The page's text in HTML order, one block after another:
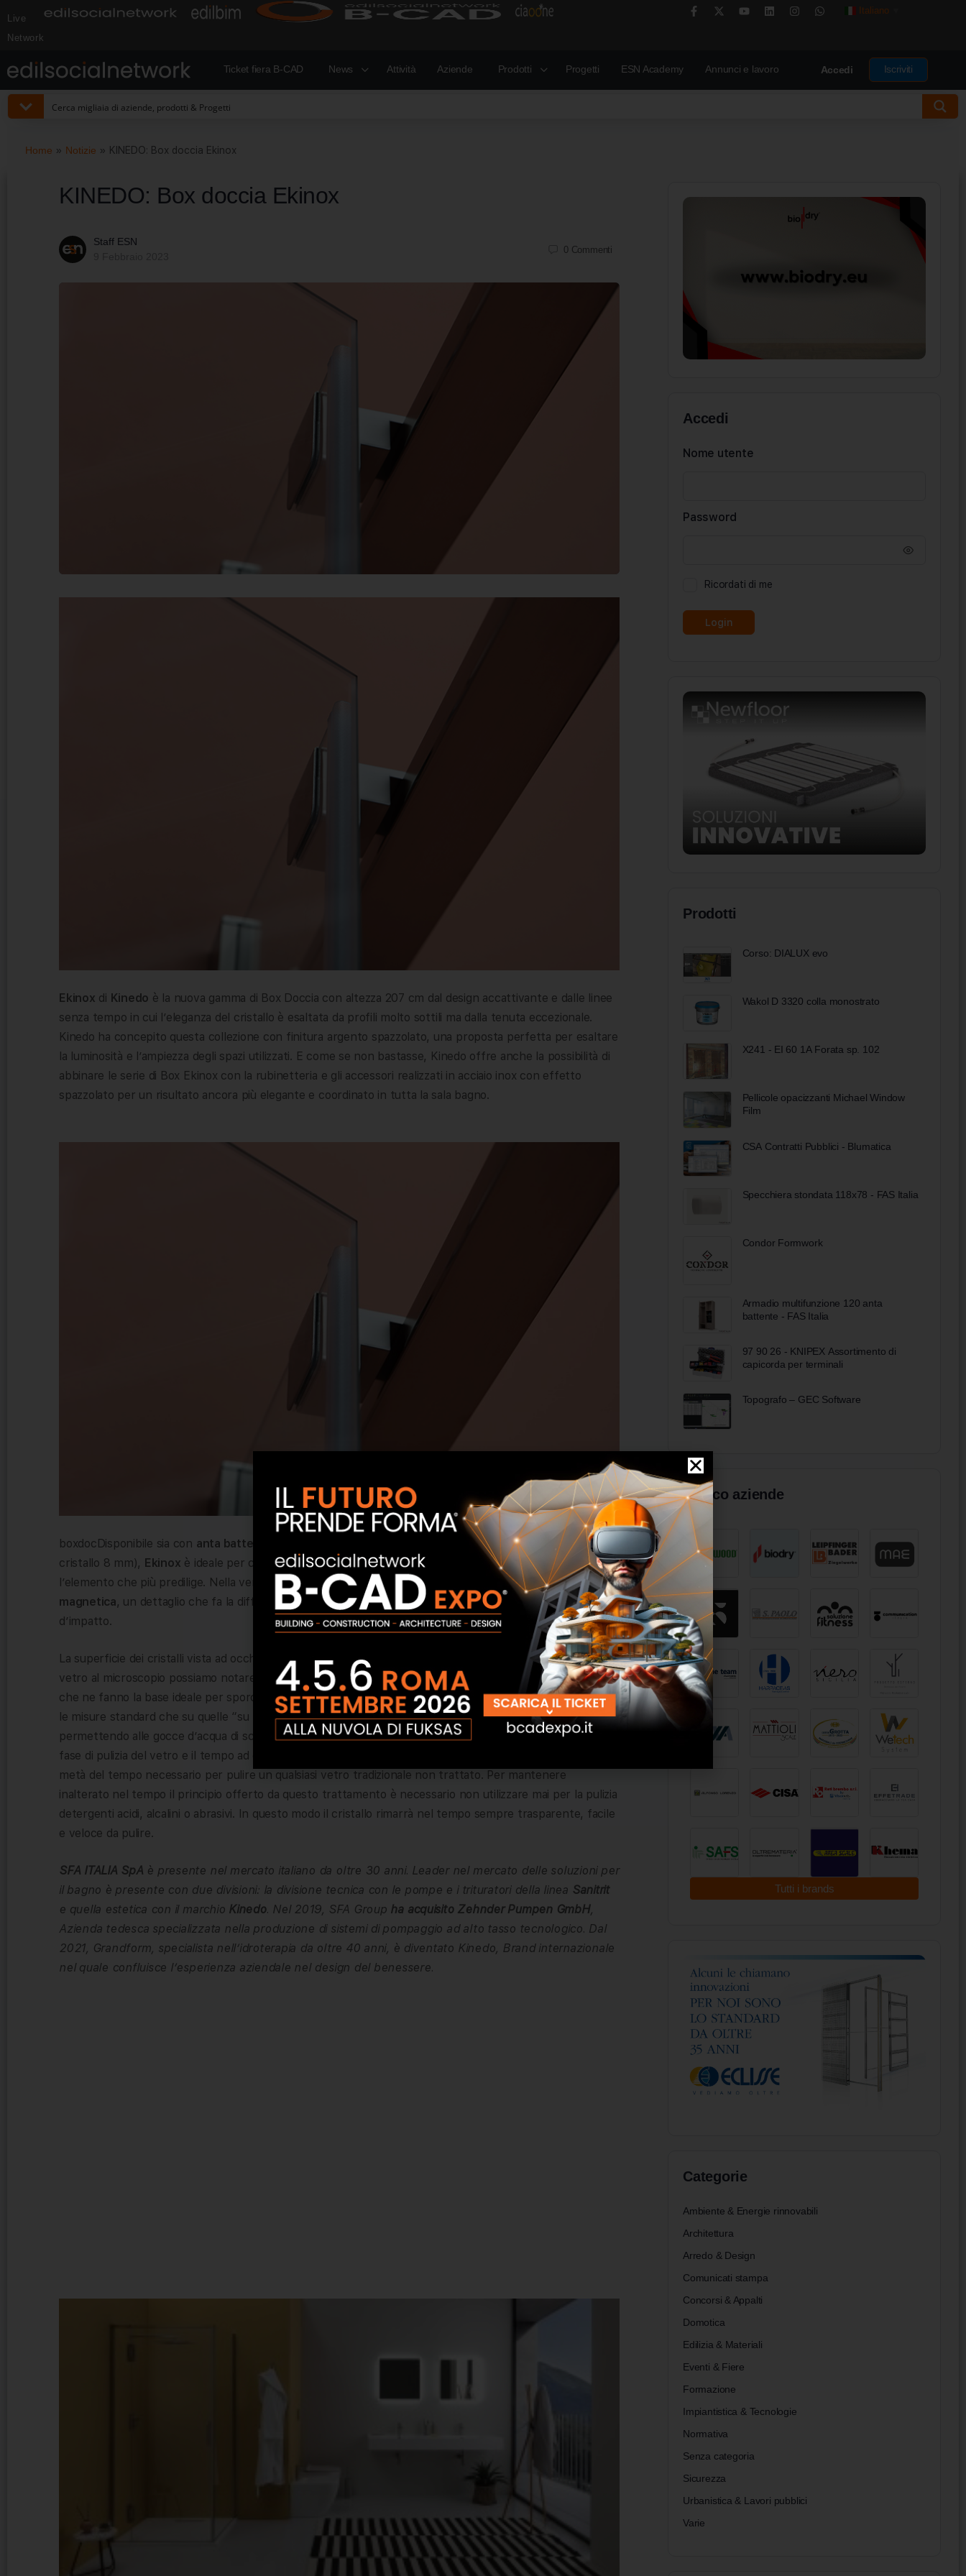
Live
Network
Italiano
Ticket fiera B-CAD News Attività Aziende Prodotti Progetti ESN Academy Annunci e lavoro Accedi Iscriviti
Home » Notizie » KINEDO: Box doccia Ekinox
KINEDO: Box doccia Ekinox
Staff ESN
0 Commenti
Ekinox di Kinedo è la nuova gamma di Box Doccia con altezza 207 cm dal design accattivante e dalle linee
senza tempo in cui l’eleganza del cristallo è esaltata da profili molto sottili ma dalla tenuta eccezionale.
Kinedo ha concepito questa collezione con finitura argento spazzolato, una proposta perfetta per esaltare
la luminosità e l’ampiezza degli spazi utilizzati. E come se non bastasse, Kinedo offre anche la possibilità di
abbinare le serie di Box Ekinox con la rubinetteria e gli accessori realizzati in acciaio inox con effetto
spazzolato per un risultato ancora più elegante e coordinato in tutta la sala bagno.
boxdocDisponibile sia con anta battente anta scorrevole
(spessore
cristallo 8 mm), Ekinox è ideale per chi cerca una soluzione dalle linee definite e che vede nell’essenzialità
l’elemento che più predilige. Nella versione con anta battente, Kinedo presenta la nuova chiusura
magnetica, un dettaglio che fa la differenza e che è essenziale per un box doccia dall’estetica così
d’impatto.
La superficie dei cristalli vista ad occhio nudo si presenta liscia ed uniforme, ma se osserviamo le lastre di
vetro al microscopio possiamo notare imperfezioni superficiali con la presenza di numerose micro porosità,
che ne fanno la base ideale per sporco e calcare. Grazie al trattamento“Easy Clean”(disponibile sia per
le misure standard che su quelle “su misura”) tutte queste micro porosità e imperfezioni vengono chiuse,
permettendo alle gocce d’acqua di scivolare velocemente sulla superficie del vetro trattato, facilitando la
fase di pulizia del vetro e il tempo ad essa dedicato. I cristalli trattati con
metà del tempo necessario per pulire un qualsiasi vetro tradizionale non trattato. Per mantenere
inalterato nel tempo il principio offerto da questo trattamento è necessario non utilizzare mai per la pulizia
detergenti acidi, alcalini o abrasivi. In questo modo il cristallo rimarrà nel tempo sempre trasparente, facile
e veloce da pulire.
SFA ITALIA SpA è presente nel mercato italiano da oltre 30 anni. Leader nel mercato delle soluzioni per
il bagno è presente con due divisioni: la divisione tecnica con le pompe e i trituratori della linea Sanitrit
e quella estetica con il marchio Kinedo. Nel 2019, SFA Group ha acquisito Zehnder Pumpen GmbH,
Azienda tedesca specializzata nella produzione di sistemi di pompaggio ad alto tasso tecnologico. Dal
2021, Grandform, specialista nell’idroterapia da oltre 40 anni, è diventato Kinedo, Brand internazionale
nel quale confluisce l’esperienza aziendale nel design del benessere.
Accedi
Nome utente
Password
Ricordati di me
Prodotti
Corso: DIALUX evo
Wakol D 3320 colla monostrato
X241 - EI 60 1A Forata sp. 102
Pellicole opacizzanti Michael Window
Film
CSA Contratti Pubblici - Blumatica
Specchiera stondata 118x78 - FAS Italia
Condor Formwork
Armadio multifunzione 120 anta
battente - FAS Italia
97 90 26 - KNIPEX Assortimento di
capicorda per terminali
Topografo – GEC Software
Elenco aziende
Tutti i brands
Categorie
Ambiente & Energie rinnovabili
Architettura
Arredo & Design
Comunicati stampa
Concorsi & Appalti
Domotica
Edilizia & Materiali
Eventi & Fiere
Formazione
Impiantistica & Tecnologie
Normativa
Senza categoria
Sicurezza
Urbanistica & Lavori pubblici
Varie